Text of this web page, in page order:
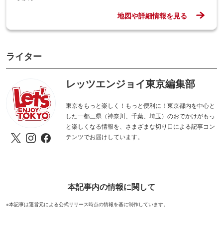
地図や詳細情報を見る
ライター
レッツエンジョイ東京編集部
東京をもっと楽しく！もっと便利に！東京都内を中心と
した一都三県（神奈川、千葉、埼玉）のおでかけがもっ
と楽しくなる情報を、さまざまな切り口による記事コン
テンツでお届けしています。
本記事内の情報に関して
※本記事は運営元による公式リリース時点の情報を基に制作しています。